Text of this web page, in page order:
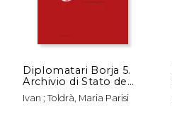
Diplomatari Borja 5.
Archivio di Stato de
Roma: documents
dels protocols de
Ivan ; Toldrà, Maria Parisi